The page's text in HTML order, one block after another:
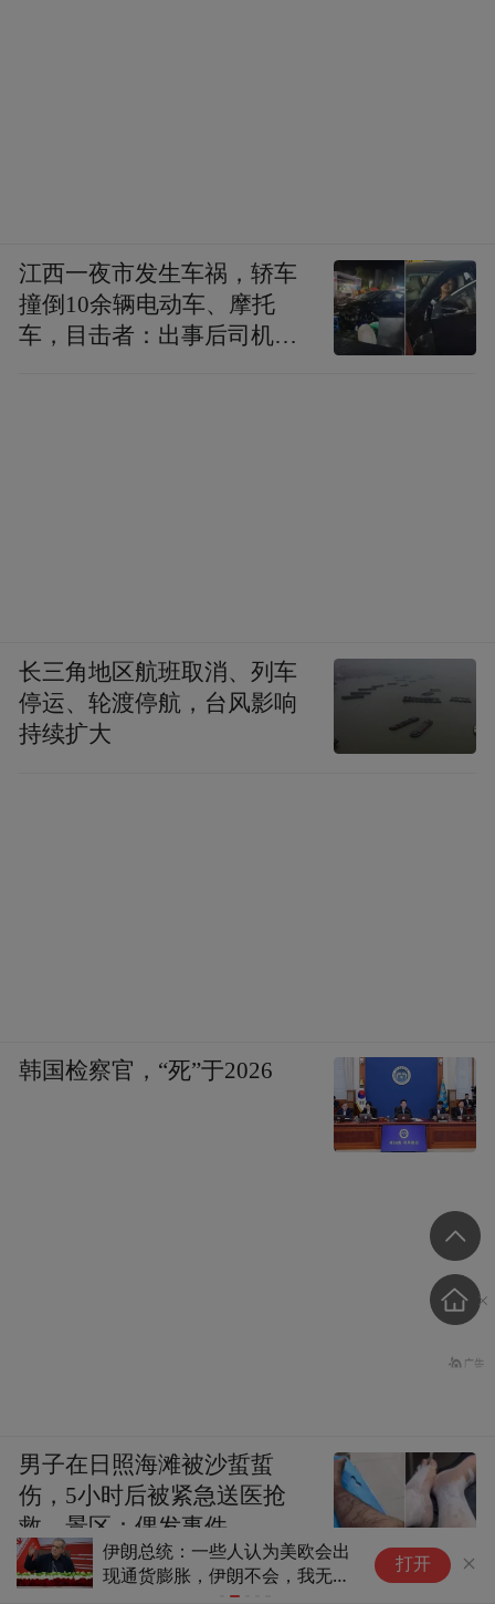
美国务院通知国会：拟从土耳其调拨美制
武器移交乌克兰
上海邮政：
暴雨红警调
打开
江西一夜市发生车祸，轿车
撞倒10余辆电动车、摩托
车，目击者：出事后司机一
长三角地区航班取消、列车
停运、轮渡停航，台风影响
持续扩大
韩国检察官，“死”于2026
男子在日照海滩被沙蜇蜇
伤，5小时后被紧急送医抢
救，景区：偶发事件